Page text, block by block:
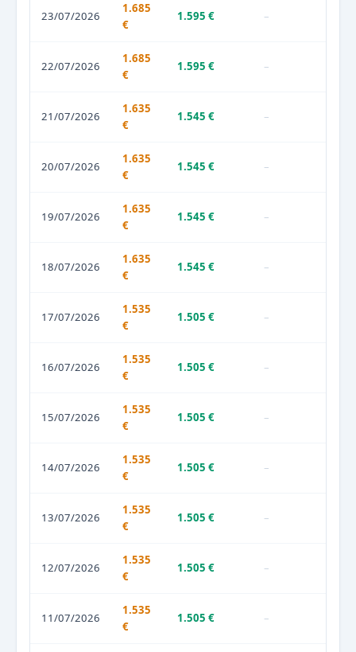
23/07/2026
1.685
€
1.595 € –
22/07/2026
1.685
€
1.595 € –
21/07/2026
1.635
€
1.545 € –
20/07/2026
1.635
€
1.545 € –
19/07/2026
1.635
€
1.545 € –
18/07/2026
1.635
€
1.545 € –
17/07/2026
1.535
€
1.505 € –
16/07/2026
1.535
€
1.505 € –
15/07/2026
1.535
€
1.505 € –
14/07/2026
1.535
€
1.505 € –
13/07/2026
1.535
€
1.505 € –
12/07/2026
1.535
€
1.505 € –
11/07/2026
1.535
€
1.505 € –